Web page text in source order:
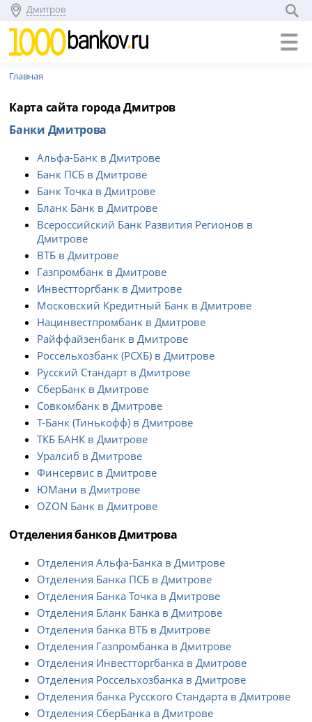
Дмитров
Главная
Карта сайта города Дмитров
Банки Дмитрова
Альфа-Банк в Дмитрове
Банк ПСБ в Дмитрове
Банк Точка в Дмитрове
Бланк Банк в Дмитрове
Всероссийский Банк Развития Регионов в
Дмитрове
ВТБ в Дмитрове
Газпромбанк в Дмитрове
Инвестторгбанк в Дмитрове
Московский Кредитный Банк в Дмитрове
Нацинвестпромбанк в Дмитрове
Райффайзенбанк в Дмитрове
Россельхозбанк (РСХБ) в Дмитрове
Русский Стандарт в Дмитрове
СберБанк в Дмитрове
Совкомбанк в Дмитрове
Т-Банк (Тинькофф) в Дмитрове
ТКБ БАНК в Дмитрове
Уралсиб в Дмитрове
Финсервис в Дмитрове
ЮМани в Дмитрове
OZON Банк в Дмитрове
Отделения банков Дмитрова
Отделения Альфа-Банка в Дмитрове
Отделения Банка ПСБ в Дмитрове
Отделения Банка Точка в Дмитрове
Отделения Бланк Банка в Дмитрове
Отделения банка ВТБ в Дмитрове
Отделения Газпромбанка в Дмитрове
Отделения Инвестторгбанка в Дмитрове
Отделения Россельхозбанка в Дмитрове
Отделения банка Русского Стандарта в Дмитрове
Отделения СберБанка в Дмитрове